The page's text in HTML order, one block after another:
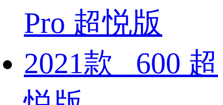
Pro 超悦版
2021款 600 超